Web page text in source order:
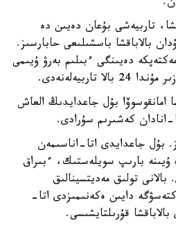
تاربيەشى بۇعان دەيىن دە
بالاباقشا باسشىلىعى حابارسىز.
دەيىنگى ءبىلىم بەرۋ ۇيىمى
امانقوسوۆا بۇل جاعدايدىڭ العاش
انادان كەشىرىم سۇرادى.
بۇل جاعدايدى اتا-اناسىمەن
بارىپ سويلەستىك، ءبىراق
تولىق مەديتسينالىق
دايىن ەكەنىمىزدى اتا-
قۇرىلتايشىسى.